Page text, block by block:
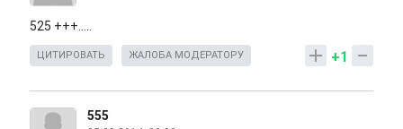
525 +++.....
+1
ЦИТИРОВАТЬ ЖАЛОБА МОДЕРАТОРУ
555